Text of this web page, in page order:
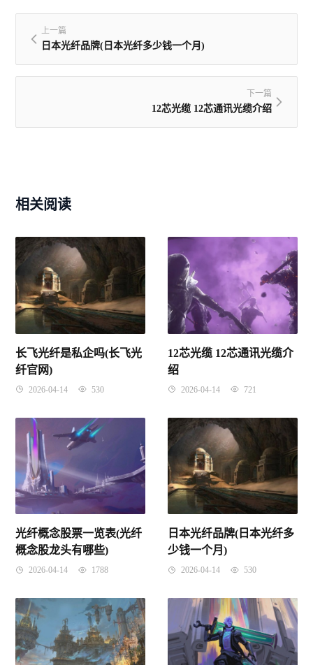
上一篇
日本光纤品牌(日本光纤多少钱一个月)
下一篇
12芯光缆 12芯通讯光缆介绍
相关阅读
长飞光纤是私企吗(长飞光
纤官网)
2026-04-14 530
12芯光缆 12芯通讯光缆介
绍
2026-04-14 721
光纤概念股票一览表(光纤
概念股龙头有哪些)
2026-04-14 1788
日本光纤品牌(日本光纤多
少钱一个月)
2026-04-14 530